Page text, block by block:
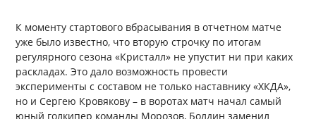
К моменту стартового вбрасывания в отчетном матче
уже было известно, что вторую строчку по итогам
регулярного сезона «Кристалл» не упустит ни при каких
раскладах. Это дало возможность провести
эксперименты с составом не только наставнику «ХКДА»,
но и Сергею Кровякову – в воротах матч начал самый
юный голкипер команды Морозов, Болдин заменил